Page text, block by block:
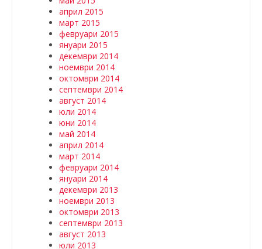
април 2015
март 2015
февруари 2015
януари 2015
декември 2014
ноември 2014
октомври 2014
септември 2014
август 2014
юли 2014
юни 2014
май 2014
април 2014
март 2014
февруари 2014
януари 2014
декември 2013
ноември 2013
октомври 2013
септември 2013
август 2013
юли 2013